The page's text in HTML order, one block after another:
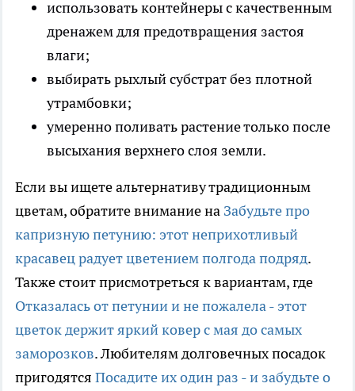
использовать контейнеры с качественным
дренажем для предотвращения застоя
влаги;
выбирать рыхлый субстрат без плотной
утрамбовки;
умеренно поливать растение только после
высыхания верхнего слоя земли.
Если вы ищете альтернативу традиционным
цветам, обратите внимание на Забудьте про
капризную петунию: этот неприхотливый
красавец радует цветением полгода подряд.
Также стоит присмотреться к вариантам, где
Отказалась от петунии и не пожалела - этот
цветок держит яркий ковер с мая до самых
заморозков. Любителям долговечных посадок
пригодятся Посадите их один раз - и забудьте о